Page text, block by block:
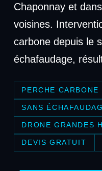
Chaponnay et
voisines.
carbone depuis le
échafaudage,
PERCHE CARBONE
SANS
DRONE GRANDES
DEVIS GRATUIT